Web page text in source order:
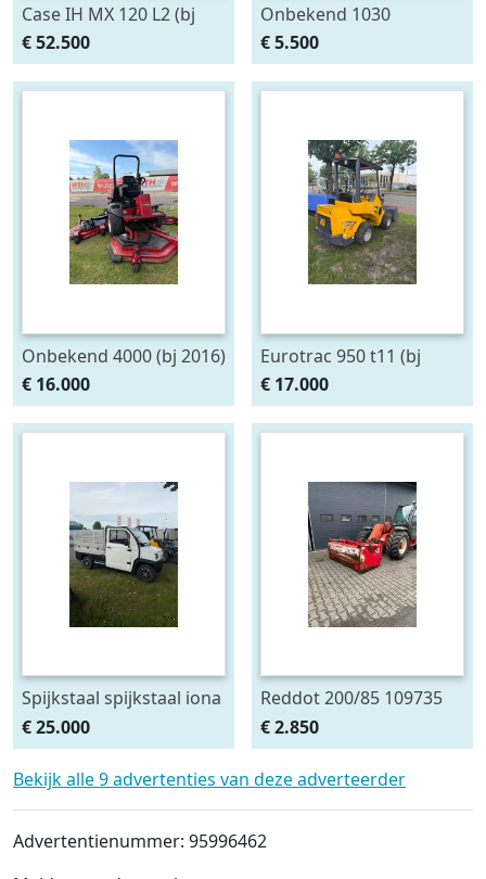
Case IH MX 120 L2 (bj
2023)
€ 52.500
Onbekend 1030
€ 5.500
Onbekend 4000 (bj 2016)
€ 16.000
Eurotrac 950 t11 (bj
2023)
€ 17.000
Spijkstaal spijkstaal iona
iona (bj 2026)
€ 25.000
Reddot 200/85 109735
(bj 2018)
€ 2.850
Bekijk alle 9 advertenties van deze adverteerder
Advertentienummer: 95996462